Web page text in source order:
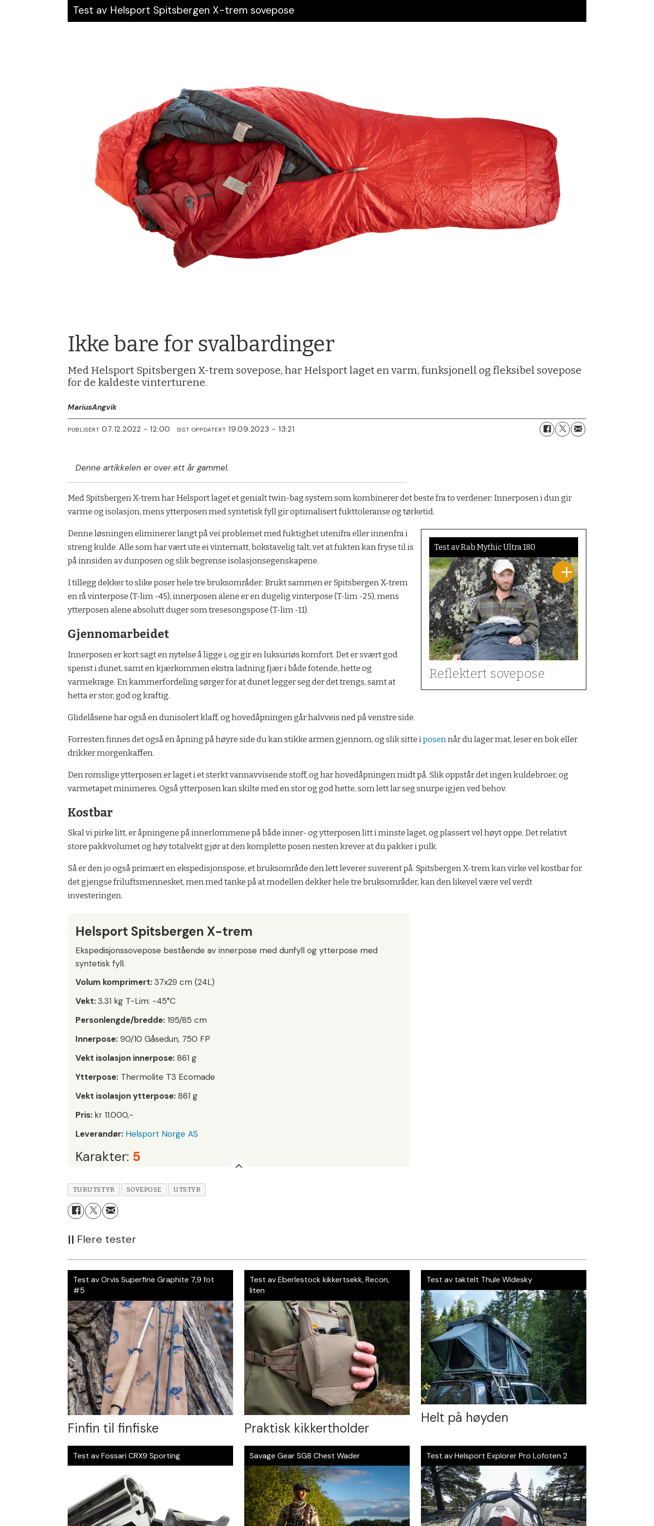
Test av Helsport Spitsbergen X-trem sovepose
Ikke bare for svalbardinger
Med Helsport Spitsbergen X-trem sovepose, har Helsport laget en varm, funksjonell og fleksibel sovepose
for de kaldeste vinterturene.
MariusAngvik
PUBLISERT 07.12.2022 - 12:00 SIST OPPDATERT 19.09.2023 - 13:21
Denne artikkelen er over ett år gammel.
Med Spitsbergen X-trem har Helsport laget et genialt twin-bag system som kombinerer det beste fra to verdener: Innerposen i dun gir
varme og isolasjon, mens ytterposen med syntetisk fyll gir optimalisert fukttoleranse og tørketid.
Test av Rab Mythic Ultra 180
Reflektert sovepose
Denne løsningen eliminerer langt på vei problemet med fuktighet utenifra eller innenfra i
streng kulde. Alle som har vært ute ei vinternatt, bokstavelig talt, vet at fukten kan fryse til is
på innsiden av dunposen og slik begrense isolasjonsegenskapene.
I tillegg dekker to slike poser hele tre bruksområder: Brukt sammen er Spitsbergen X-trem
en rå vinterpose (T-lim -45), innerposen alene er en dugelig vinterpose (T-lim -25), mens
ytterposen alene absolutt duger som tresesongspose (T-lim -11).
Gjennomarbeidet
Innerposen er kort sagt en nytelse å ligge i, og gir en luksuriøs komfort. Det er svært god
spenst i dunet, samt en kjærkommen ekstra ladning fjær i både fotende, hette og
varmekrage. En kammerfordeling sørger for at dunet legger seg der det trengs, samt at
hetta er stor, god og kraftig.
Glidelåsene har også en dunisolert klaff, og hovedåpningen går halvveis ned på venstre side.
Forresten finnes det også en åpning på høyre side du kan stikke armen gjennom, og slik sitte iposennår du lager mat, leser en bok eller
drikker morgenkaffen.
Den romslige ytterposen er laget i et sterkt vannavvisende stoff, og har hovedåpningen midt på. Slik oppstår det ingen kuldebroer, og
varmetapet minimeres. Også ytterposen kan skilte med en stor og god hette, som lett lar seg snurpe igjen ved behov.
Kostbar
Skal vi pirke litt, er åpningene på innerlommene på både inner- og ytterposen litt i minste laget, og plassert vel høyt oppe. Det relativt
store pakkvolumet og høy totalvekt gjør at den komplette posen nesten krever at du pakker i pulk.
Så er den jo også primært en ekspedisjonspose, et bruksområde den lett leverer suverent på. Spitsbergen X-trem kan virke vel kostbar for
det gjengse friluftsmennesket, men med tanke på at modellen dekker hele tre bruksområder, kan den likevel være vel verdt
investeringen.
Helsport Spitsbergen X-trem
Ekspedisjonssovepose bestående av innerpose med dunfyll og ytterpose med
syntetisk fyll.
Volum komprimert:37x29 cm (24L)
Vekt:3.31 kg T-Lim: -45°C
Personlengde/bredde: 195/85 cm
Innerpose: 90/10 Gåsedun, 750 FP
Vekt isolasjon innerpose: 861 g
Ytterpose: Thermolite T3 Ecomade
Vekt isolasjon ytterpose: 861 g
Pris: kr 11.000,-
Leverandør: Helsport Norge AS
Karakter: 5
TURUTSTYR SOVEPOSE UTSTYR
|| Flere tester
Test av Orvis Superfine Graphite 7,9 fot
#5
Finfin til finfiske
Test av Eberlestock kikkertsekk, Recon,
liten
Praktisk kikkertholder
Test av taktelt Thule Widesky
Helt på høyden
Test av Fossari CRX9 Sporting Savage Gear SG8 Chest Wader Test av Helsport Explorer Pro Lofoten 2